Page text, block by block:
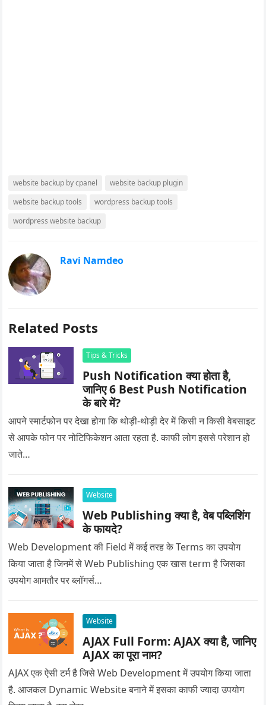
website backup by cpanel
website backup plugin
website backup tools
wordpress backup tools
wordpress website backup
Ravi Namdeo
Related Posts
Tips & Tricks
Push Notification क्या होता है,
जानिए 6 Best Push Notification
के बारे में?
आपने स्मार्टफोन पर देखा होगा कि थोड़ी-थोड़ी देर में किसी न किसी वेबसाइट
से आपके फोन पर नोटिफिकेशन आता रहता है. काफी लोग इससे परेशान हो
जाते…
Website
Web Publishing क्या है, वेब पब्लिशिंग
के फायदे?
Web Development की Field में कई तरह के Terms का उपयोग
किया जाता है जिनमें से Web Publishing एक खास term है जिसका
उपयोग आमतौर पर ब्लॉगर्स…
Website
AJAX Full Form: AJAX क्या है, जानिए
AJAX का पूरा नाम?
AJAX एक ऐसी टर्म है जिसे Web Development में उपयोग किया जाता
है. आजकल Dynamic Website बनाने में इसका काफी ज्यादा उपयोग